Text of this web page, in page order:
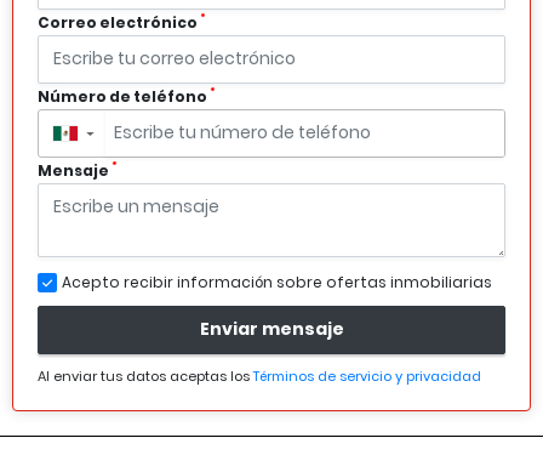
Correo electrónico *
Número de teléfono *
▼
Mensaje *
Acepto recibir información sobre ofertas inmobiliarias
Enviar mensaje
Al enviar tus datos aceptas losTérminos de servicio y privacidad